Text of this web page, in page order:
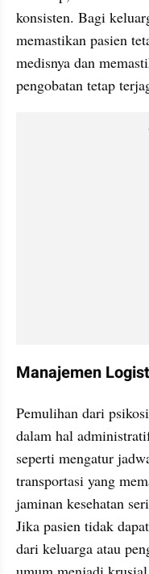
konsisten. Bagi
memastikan pasien
medisnya dan
pengobatan tetap
Manajemen
Pemulihan dari
dalam hal
seperti mengatur
transportasi yang
jaminan kesehatan
Jika pasien tidak
dari keluarga atau